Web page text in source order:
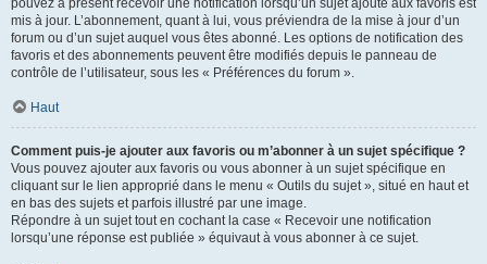
pouvez à présent recevoir une notification lorsqu’un sujet ajouté aux favoris est
mis à jour. L’abonnement, quant à lui, vous préviendra de la mise à jour d’un
forum ou d’un sujet auquel vous êtes abonné. Les options de notification des
favoris et des abonnements peuvent être modifiés depuis le panneau de
contrôle de l’utilisateur, sous les « Préférences du forum ».
Haut
Comment puis-je ajouter aux favoris ou m’abonner à un sujet spécifique ?
Vous pouvez ajouter aux favoris ou vous abonner à un sujet spécifique en
cliquant sur le lien approprié dans le menu « Outils du sujet », situé en haut et
en bas des sujets et parfois illustré par une image.
Répondre à un sujet tout en cochant la case « Recevoir une notification
lorsqu’une réponse est publiée » équivaut à vous abonner à ce sujet.